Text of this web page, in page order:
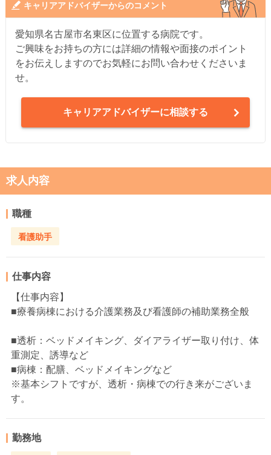
キャリアアドバイザーからのコメント
愛知県名古屋市名東区に位置する病院です。
ご興味をお持ちの方には詳細の情報や面接のポイント
をお伝えしますのでお気軽にお問い合わせくださいま
せ。
キャリアアドバイザーに相談する
求人内容
職種
看護助手
仕事内容
【仕事内容】
■療養病棟における介護業務及び看護師の補助業務全般
■透析：ベッドメイキング、ダイアライザー取り付け、体
重測定、誘導など
■病棟：配膳、ベッドメイキングなど
※基本シフトですが、透析・病棟での行き来がございま
す。
勤務地